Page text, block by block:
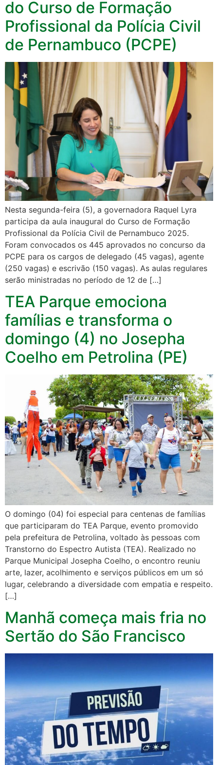
do Curso de Formação
Profissional da Polícia Civil
de Pernambuco (PCPE)
Nesta segunda-feira (5), a governadora Raquel Lyra
participa da aula inaugural do Curso de Formação
Profissional da Polícia Civil de Pernambuco 2025.
Foram convocados os 445 aprovados no concurso da
PCPE para os cargos de delegado (45 vagas), agente
(250 vagas) e escrivão (150 vagas). As aulas regulares
serão ministradas no período de 12 de […]
TEA Parque emociona
famílias e transforma o
domingo (4) no Josepha
Coelho em Petrolina (PE)
O domingo (04) foi especial para centenas de famílias
que participaram do TEA Parque, evento promovido
pela prefeitura de Petrolina, voltado às pessoas com
Transtorno do Espectro Autista (TEA). Realizado no
Parque Municipal Josepha Coelho, o encontro reuniu
arte, lazer, acolhimento e serviços públicos em um só
lugar, celebrando a diversidade com empatia e respeito.
[…]
Manhã começa mais fria no
Sertão do São Francisco